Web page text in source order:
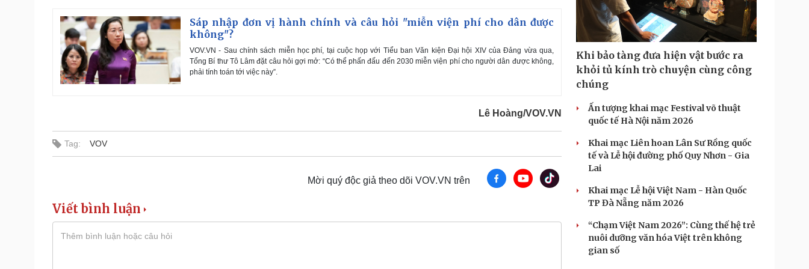
Sáp nhập đơn vị hành chính và câu hỏi "miễn viện phí cho dân được
không"?
VOV.VN - Sau chính sách miễn học phí, tại cuộc họp với Tiểu ban Văn kiện Đại hội XIV của Đảng vừa qua,
Tổng Bí thư Tô Lâm đặt câu hỏi gợi mở: “Có thể phấn đấu đến 2030 miễn viện phí cho người dân được không,
phải tính toán tới việc này”.
Lê Hoàng/VOV.VN
Tag: VOV
Mời quý độc giả theo dõi VOV.VN trên
Viết bình luận
Khi bảo tàng đưa hiện vật bước ra
khỏi tủ kính trò chuyện cùng công
chúng
Ấn tượng khai mạc Festival võ thuật
quốc tế Hà Nội năm 2026
Khai mạc Liên hoan Lân Sư Rồng quốc
tế và Lễ hội đường phố Quy Nhơn - Gia
Lai
Khai mạc Lễ hội Việt Nam - Hàn Quốc
TP Đà Nẵng năm 2026
“Chạm Việt Nam 2026”: Cùng thế hệ trẻ
nuôi dưỡng văn hóa Việt trên không
gian số